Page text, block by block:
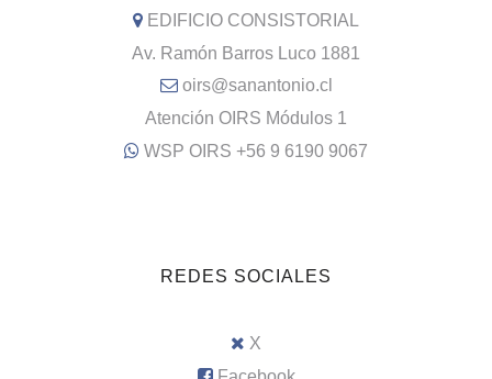
EDIFICIO CONSISTORIAL
Av. Ramón Barros Luco 1881
oirs@sanantonio.cl
Atención OIRS Módulos 1
WSP OIRS +56 9 6190 9067
REDES SOCIALES
X